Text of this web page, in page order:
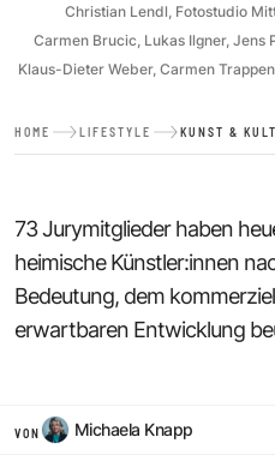
Christian Lendl, Fotostudio
Carmen Brucic, Lukas Ilgner, Jens
Klaus-Dieter Weber, Carmen
HOME LIFESTYLE KUNST &
73 Jurymitglieder haben
heimische Künstler:innen
Bedeutung, dem
erwartbaren Entwicklung
VON Michaela Knapp